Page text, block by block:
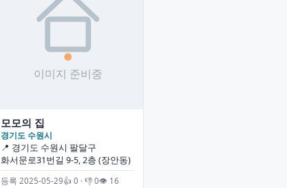
모모의 집
경기도 수원시
📍 경기도 수원시 팔달구
화서문로31번길 9-5, 2층 (장안동)
등록 2025-05-29👍 0 · 👎 0👁 16